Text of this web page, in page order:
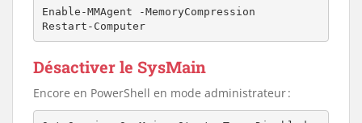
Enable-MMAgent -MemoryCompression
Restart-Computer
Désactiver le SysMain
Encore en PowerShell en mode administrateur :